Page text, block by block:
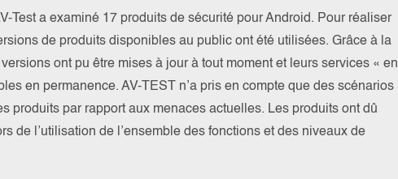
Test a examiné 17 produits de sécurité pour Android. Pour réaliser
de produits disponibles au public ont été utilisées. Grâce à la
ont pu être mises à jour à tout moment et leurs services « en
en permanence. AV-TEST n’a pris en compte que des scénarios
produits par rapport aux menaces actuelles. Les produits ont dû
de l’utilisation de l’ensemble des fonctions et des niveaux de